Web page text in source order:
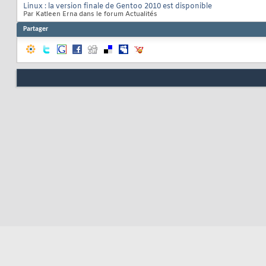
Linux : la version finale de Gentoo 2010 est disponible
Par Katleen Erna dans le forum Actualités
Partager